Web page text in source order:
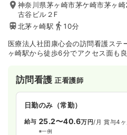
病棟助産師
2交代（常勤）
給与 32.4万円/月 賞与78.8万円
※経験4年の例
担当業務未経験可
新卒可 月給
神奈川県茅ヶ崎市茅ケ崎市茅ヶ
古谷ビル２F
北茅ヶ崎駅
10分
医療法人社団康心会の訪問看護ステ
ヶ崎駅から徒歩6分でアクセス面も
訪問看護正看護師
日勤のみ（常勤）
給与 25.2〜40.6万円/月 賞与4ヶ
※一例